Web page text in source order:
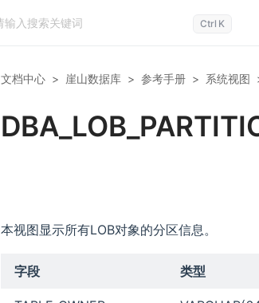
Ctrl K
文档中心 > 崖山数据库 > 参考手册 > 系统视图
本视图显示所有LOB对象的分区信息。
字段 类型